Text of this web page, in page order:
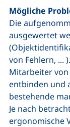
Mögliche
Die
ausgewertet
von Fehlern, ...
Mitarbeiter
entbinden und
bestehende
Je nach
ergonomische